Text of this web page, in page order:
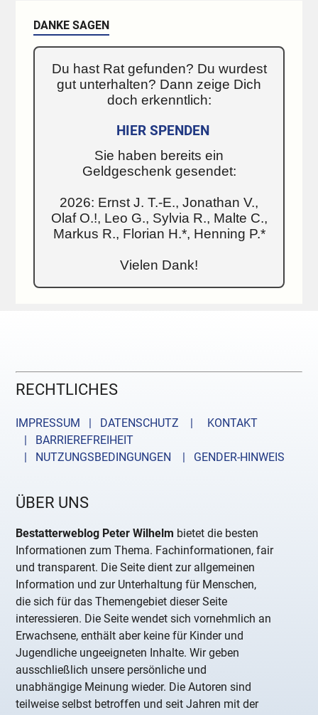
DANKE SAGEN
Du hast Rat gefunden? Du wurdest
gut unterhalten? Dann zeige Dich
doch erkenntlich:
HIER SPENDEN
Sie haben bereits ein
Geldgeschenk gesendet:
2026: Ernst J. T.-E., Jonathan V.,
Olaf O.!, Leo G., Sylvia R., Malte C.,
Markus R., Florian H.*, Henning P.*
Vielen Dank!
RECHTLICHES
IMPRESSUM | DATENSCHUTZ |
KONTAKT
| BARRIEREFREIHEIT
| NUTZUNGSBEDINGUNGEN
| GENDER-HINWEIS
ÜBER UNS
Bestatterweblog Peter Wilhelm bietet die besten
Informationen zum Thema. Fachinformationen, fair
und transparent. Die Seite dient zur allgemeinen
Information und zur Unterhaltung für Menschen,
die sich für das Themengebiet dieser Seite
interessieren. Die Seite wendet sich vornehmlich an
Erwachsene, enthält aber keine für Kinder und
Jugendliche ungeeigneten Inhalte. Wir geben
ausschließlich unsere persönliche und
unabhängige Meinung wieder. Die Autoren sind
teilweise selbst betroffen und seit Jahren mit der